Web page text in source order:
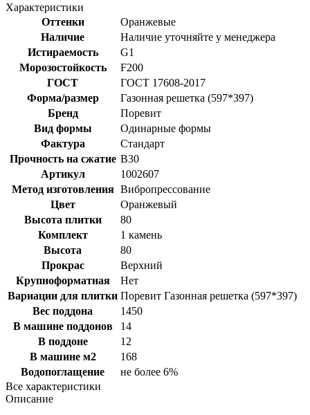
Характеристики
Оттенки
Оранжевые
Наличие
Наличие уточняйте у менеджера
Истираемость
G1
Морозостойкость
F200
ГОСТ
ГОСТ 17608-2017
Форма/размер
Газонная решетка (597*397)
Бренд
Поревит
Вид формы
Одинарные формы
Фактура
Стандарт
Прочность на сжатие B30
Артикул
1002607
Метод изготовления Вибропрессование
Цвет
Оранжевый
Высота плитки
80
Комплект
1 камень
Высота
80
Прокрас
Верхний
Крупноформатная
Нет
Вариации для плитки Поревит Газонная решетка (597*397)
Вес поддона
1450
В машине поддонов
14
В поддоне
12
В машине м2
168
Водопоглащение
не более 6%
Все характеристики
Описание